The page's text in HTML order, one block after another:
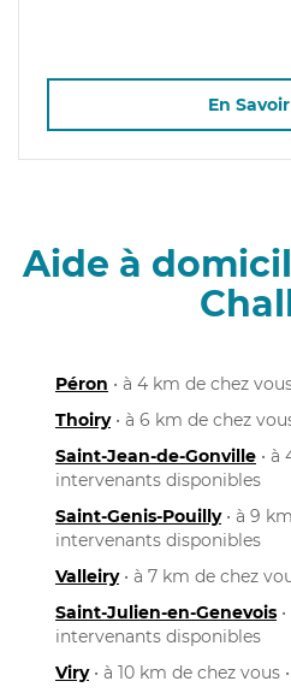
En
Aide à
Péron • à 4 km de chez
Thoiry• à 6 km de chez
Saint-Jean-de-Gonville • à
intervenants disponibles
Saint-Genis-Pouilly• à 9
intervenants disponibles
Valleiry• à 7 km de chez
Saint-Julien-en-Genevois
intervenants disponibles
Viry• à 10 km de chez vous